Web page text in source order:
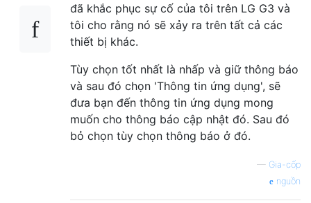
đã khắc phục sự cố của tôi trên LG G3 và
tôi cho rằng nó sẽ xảy ra trên tất cả các
thiết bị khác.
Tùy chọn tốt nhất là nhấp và giữ thông báo
và sau đó chọn 'Thông tin ứng dụng', sẽ
đưa bạn đến thông tin ứng dụng mong
muốn cho thông báo cập nhật đó. Sau đó
bỏ chọn tùy chọn thông báo ở đó.
— Gia-cốp
nguồn